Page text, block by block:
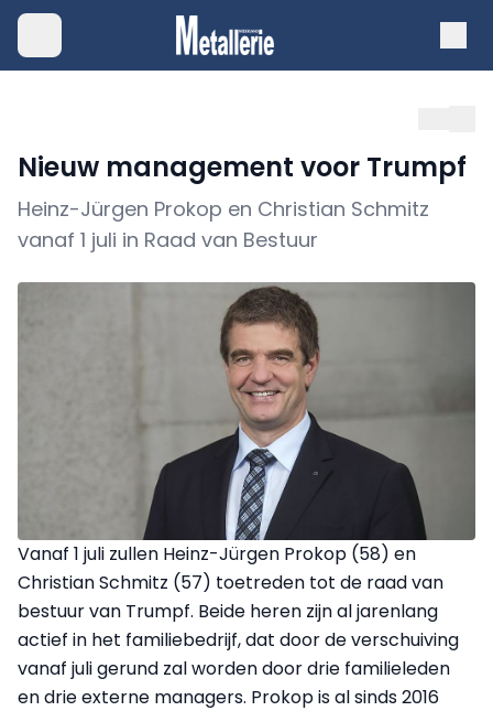
Nieuw management voor Trumpf
Heinz-Jürgen Prokop en Christian Schmitz
vanaf 1 juli in Raad van Bestuur
Vanaf 1 juli zullen Heinz-Jürgen Prokop (58) en
Christian Schmitz (57) toetreden tot de raad van
bestuur van Trumpf. Beide heren zijn al jarenlang
actief in het familiebedrijf, dat door de verschuiving
vanaf juli gerund zal worden door drie familieleden
en drie externe managers. Prokop is al sinds 2016